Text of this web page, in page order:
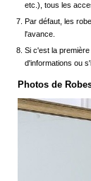
etc.), tous les
Par défaut, les
l'avance.
Si c'est la
d'informations ou
Photos de